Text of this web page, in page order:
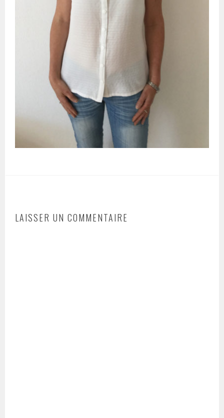
LAISSER UN COMMENTAIRE